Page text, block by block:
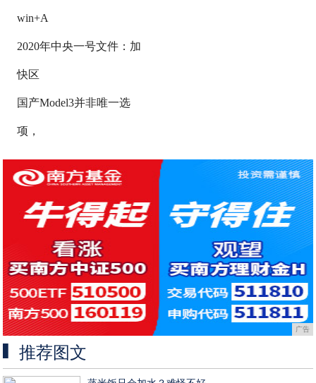
win+A
2020年中央一号文件：加
快区
国产Model3并非唯一选
项，
广告
推荐图文